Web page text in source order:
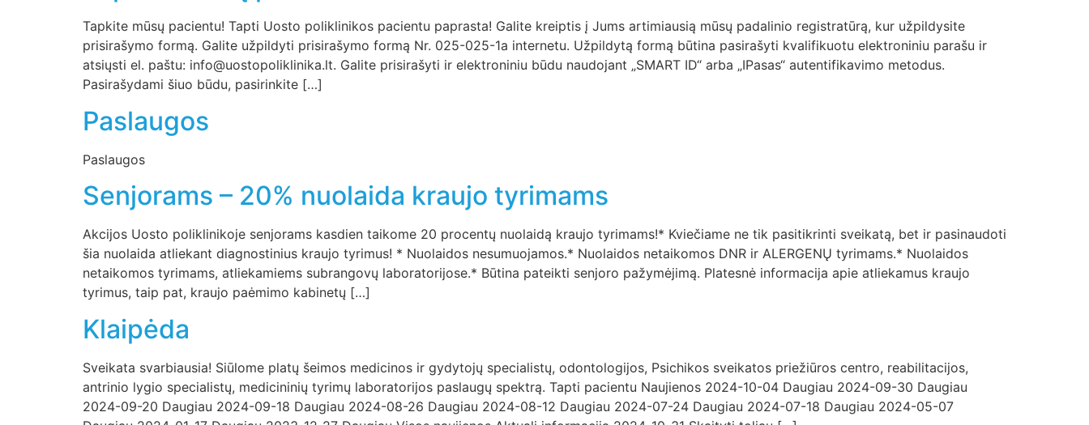
Tapkite mūsų pacientu! Tapti Uosto poliklinikos pacientu paprasta! Galite kreiptis į Jums artimiausią mūsų padalinio registratūrą, kur užpildysite
prisirašymo formą. Galite užpildyti prisirašymo formą Nr. 025-025-1a internetu. Užpildytą formą būtina pasirašyti kvalifikuotu elektroniniu parašu ir
atsiųsti el. paštu: info@uostopoliklinika.lt. Galite prisirašyti ir elektroniniu būdu naudojant „SMART ID“ arba „IPasas“ autentifikavimo metodus.
Pasirašydami šiuo būdu, pasirinkite […]
Paslaugos
Paslaugos
Senjorams – 20% nuolaida kraujo tyrimams
Akcijos Uosto poliklinikoje senjorams kasdien taikome 20 procentų nuolaidą kraujo tyrimams!* Kviečiame ne tik pasitikrinti sveikatą, bet ir pasinaudoti
šia nuolaida atliekant diagnostinius kraujo tyrimus! * Nuolaidos nesumuojamos.* Nuolaidos netaikomos DNR ir ALERGENŲ tyrimams.* Nuolaidos
netaikomos tyrimams, atliekamiems subrangovų laboratorijose.* Būtina pateikti senjoro pažymėjimą. Platesnė informacija apie atliekamus kraujo
tyrimus, taip pat, kraujo paėmimo kabinetų […]
Klaipėda
Sveikata svarbiausia! Siūlome platų šeimos medicinos ir gydytojų specialistų, odontologijos, Psichikos sveikatos priežiūros centro, reabilitacijos,
antrinio lygio specialistų, medicininių tyrimų laboratorijos paslaugų spektrą. Tapti pacientu Naujienos 2024-10-04 Daugiau 2024-09-30 Daugiau
2024-09-20 Daugiau 2024-09-18 Daugiau 2024-08-26 Daugiau 2024-08-12 Daugiau 2024-07-24 Daugiau 2024-07-18 Daugiau 2024-05-07